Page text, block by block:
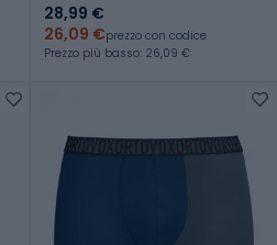
28,99 €
26,09 €prezzo con codice
Prezzo più basso: 26,09 €